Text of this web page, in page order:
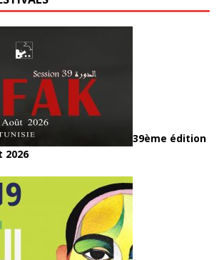
39ème édition
2026